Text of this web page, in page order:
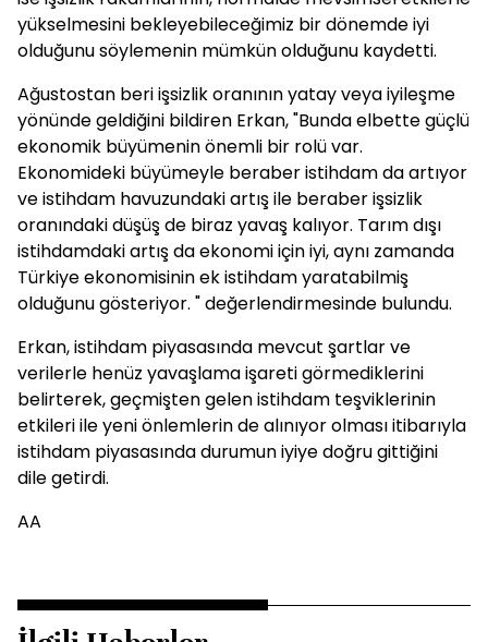
yükselmesini bekleyebileceğimiz bir dönemde iyi
olduğunu söylemenin mümkün olduğunu kaydetti.
Ağustostan beri işsizlik oranının yatay veya iyileşme
yönünde geldiğini bildiren Erkan, "Bunda elbette güçlü
ekonomik büyümenin önemli bir rolü var.
Ekonomideki büyümeyle beraber istihdam da artıyor
ve istihdam havuzundaki artış ile beraber işsizlik
oranındaki düşüş de biraz yavaş kalıyor. Tarım dışı
istihdamdaki artış da ekonomi için iyi, aynı zamanda
Türkiye ekonomisinin ek istihdam yaratabilmiş
olduğunu gösteriyor. " değerlendirmesinde bulundu.
Erkan, istihdam piyasasında mevcut şartlar ve
verilerle henüz yavaşlama işareti görmediklerini
belirterek, geçmişten gelen istihdam teşviklerinin
etkileri ile yeni önlemlerin de alınıyor olması itibarıyla
istihdam piyasasında durumun iyiye doğru gittiğini
dile getirdi.
AA